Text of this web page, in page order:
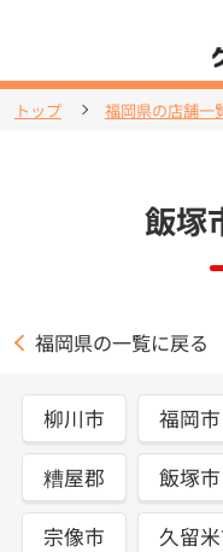
トップ 福岡県の店舗一
飯塚
福岡県の一覧に戻る
柳川市 福岡市
糟屋郡 飯塚市
宗像市 久留